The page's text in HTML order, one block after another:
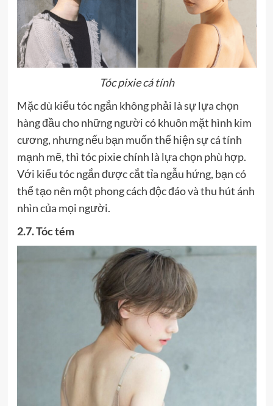
Tóc pixie cá tính
Mặc dù kiểu tóc ngắn không phải là sự lựa chọn
hàng đầu cho những người có khuôn mặt hình kim
cương, nhưng nếu bạn muốn thể hiện sự cá tính
mạnh mẽ, thì tóc pixie chính là lựa chọn phù hợp.
Với kiểu tóc ngắn được cắt tỉa ngẫu hứng, bạn có
thể tạo nên một phong cách độc đáo và thu hút ánh
nhìn của mọi người.
2.7. Tóc tém